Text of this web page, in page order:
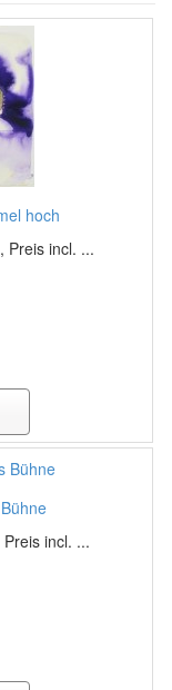
hoch
Preis incl. ...
incl. ...